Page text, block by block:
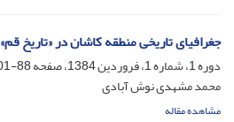
جغرافیای تاریخی منطقه کاشان در «تاریخ قم»
دوره 1، شماره 1، فروردین 1384، صفحه
88-101
محمد مشهدی نوش آبادی
مشاهده مقاله